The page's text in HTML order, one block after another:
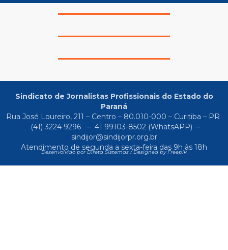
Sindicato de Jornalistas Profissionais do Estado do
Paraná
Rua José Loureiro, 211 – Centro – 80.010-000 – Curitiba – PR
(41) 3224 9296
– 41 99103-8502(WhatsAPP) –
sindijor@sindijorpr.org.br
Atendimento de segunda a sexta-feira das 9h às 18h
Desenvolvido por Direta Sistemas /Designed by Freepik